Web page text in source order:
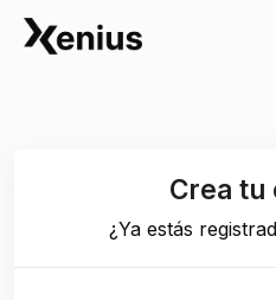
Crea tu
¿Ya estás